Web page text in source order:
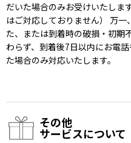
だいた場合のみお受けいたしま
はご対応しておりません） 万
た、または到着時の破損・初期
わらず、到着後7日以内にお電
た場合のみ対応いたします。
その他
サービスについて